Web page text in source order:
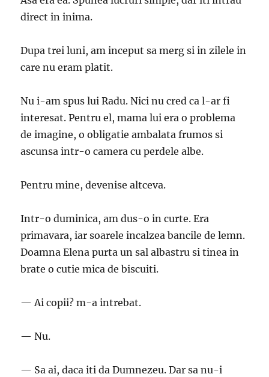
direct in inima.
Dupa trei luni, am inceput sa merg si in zilele in
care nu eram platit.
Nu i-am spus lui Radu. Nici nu cred ca l-ar fi
interesat. Pentru el, mama lui era o problema
de imagine, o obligatie ambalata frumos si
ascunsa intr-o camera cu perdele albe.
Pentru mine, devenise altceva.
Intr-o duminica, am dus-o in curte. Era
primavara, iar soarele incalzea bancile de lemn.
Doamna Elena purta un sal albastru si tinea in
brate o cutie mica de biscuiti.
— Ai copii? m-a intrebat.
— Nu.
— Sa ai, daca iti da Dumnezeu. Dar sa nu-i